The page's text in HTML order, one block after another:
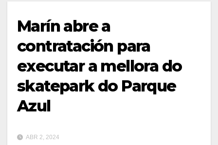
Marín abre a
contratación para
executar a mellora do
skatepark do Parque
Azul
ABR 2, 2024